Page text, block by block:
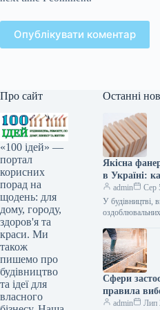
Опублікувати коментар
Про сайт
«100 ідей» —
портал
корисних
порад на
щодень: для
дому, городу,
здоров'я та
краси. Ми
також
пишемо про
будівництво
та ідеї для
власного
Останні
Якісна
в Україні:
матеріалів
admin
Сер
У будівництві,
сировини.
тривалий час
Сфери
правила
приватного
admin Лип